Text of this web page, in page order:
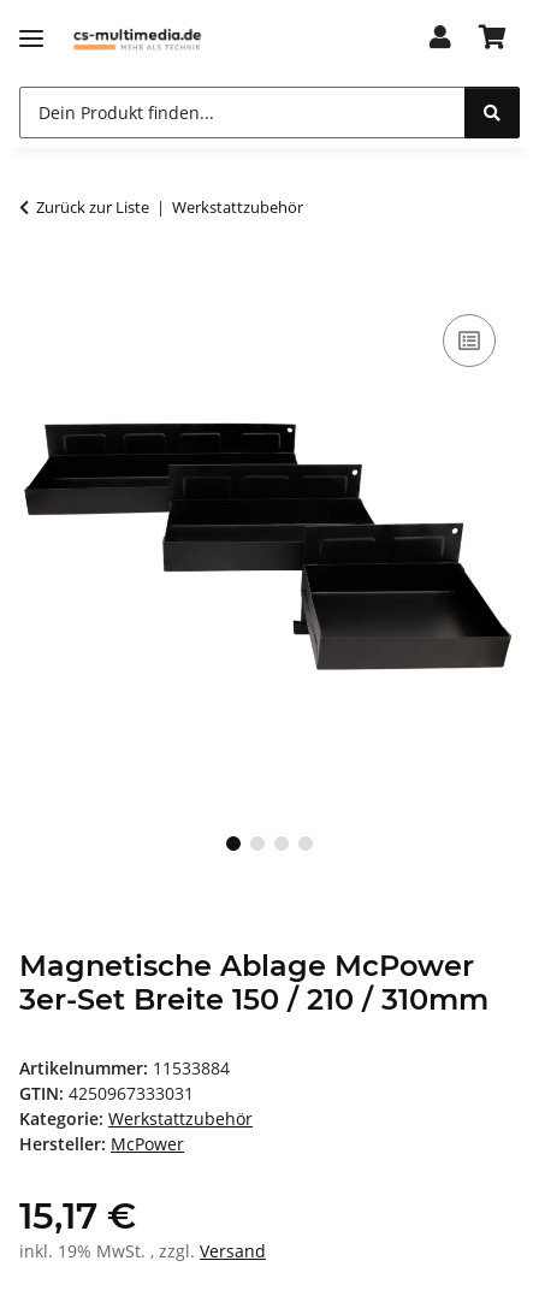
Zurück zur Liste Werkstattzubehör
Magnetische Ablage McPower
3er-Set Breite 150 / 210 / 310mm
Artikelnummer: 11533884
GTIN: 4250967333031
Kategorie: Werkstattzubehör
Hersteller: McPower
15,17 €
inkl. 19% MwSt. , zzgl. Versand